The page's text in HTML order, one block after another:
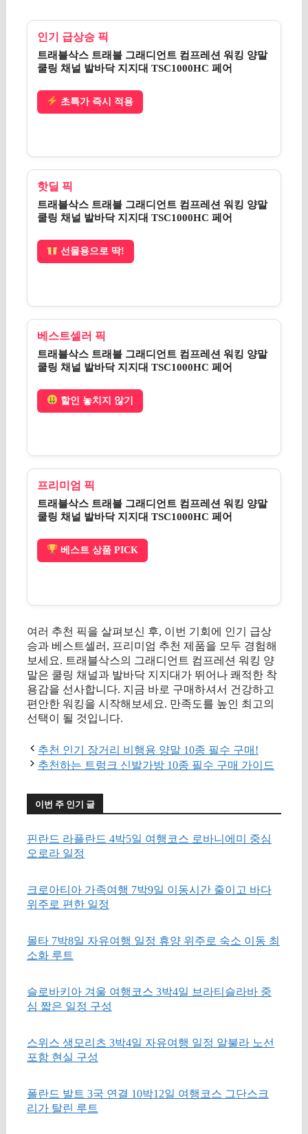
인기 급상승 픽
트래블삭스 트래블 그래디언트 컴프레션 워킹 양말
쿨링 채널 발바닥 지지대 TSC1000HC 페어
초특가 즉시 적용
핫딜 픽
트래블삭스 트래블 그래디언트 컴프레션 워킹 양말
쿨링 채널 발바닥 지지대 TSC1000HC 페어
선물용으로 딱!
베스트셀러 픽
트래블삭스 트래블 그래디언트 컴프레션 워킹 양말
쿨링 채널 발바닥 지지대 TSC1000HC 페어
할인 놓치지 않기
프리미엄 픽
트래블삭스 트래블 그래디언트 컴프레션 워킹 양말
쿨링 채널 발바닥 지지대 TSC1000HC 페어
베스트 상품 PICK
여러 추천 픽을 살펴보신 후, 이번 기회에 인기 급상
승과 베스트셀러, 프리미엄 추천 제품을 모두 경험해
보세요. 트래블삭스의 그래디언트 컴프레션 워킹 양
말은 쿨링 채널과 발바닥 지지대가 뛰어나 쾌적한 착
용감을 선사합니다. 지금 바로 구매하셔서 건강하고
편안한 워킹을 시작해보세요. 만족도를 높인 최고의
선택이 될 것입니다.
추천 인기 장거리 비행용 양말 10종 필수 구매!
추천하는 트렁크 신발가방 10종 필수 구매 가이드
이번 주 인기 글
핀란드 라플란드 4박5일 여행코스 로바니에미 중심
오로라 일정
크로아티아 가족여행 7박9일 이동시간 줄이고 바다
위주로 편한 일정
몰타 7박8일 자유여행 일정 휴양 위주로 숙소 이동 최
소화 루트
슬로바키아 겨울 여행코스 3박4일 브라티슬라바 중
심 짧은 일정 구성
스위스 생모리츠 3박4일 자유여행 일정 알불라 노선
포함 현실 구성
폴란드 발트 3국 연결 10박12일 여행코스 그단스크
리가 탈린 루트